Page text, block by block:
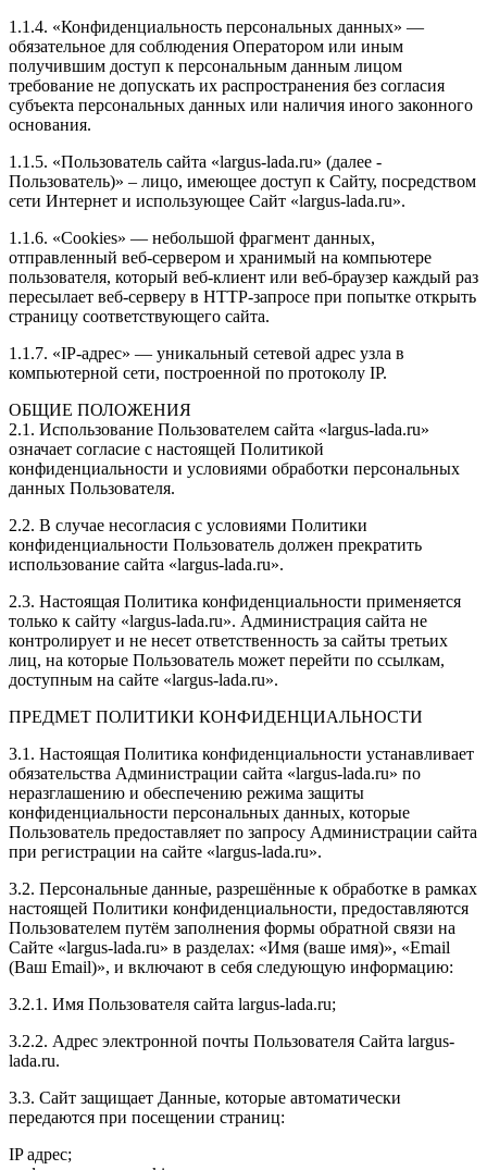
1.1.4. «Конфиденциальность персональных данных» —
обязательное для соблюдения Оператором или иным
получившим доступ к персональным данным лицом
требование не допускать их распространения без согласия
субъекта персональных данных или наличия иного законного
основания.
1.1.5. «Пользователь сайта «largus-lada.ru» (далее ‑
Пользователь)» – лицо, имеющее доступ к Сайту, посредством
сети Интернет и использующее Сайт «largus-lada.ru».
1.1.6. «Cookies» — небольшой фрагмент данных,
отправленный веб-сервером и хранимый на компьютере
пользователя, который веб-клиент или веб-браузер каждый раз
пересылает веб-серверу в HTTP-запросе при попытке открыть
страницу соответствующего сайта.
1.1.7. «IP-адрес» — уникальный сетевой адрес узла в
компьютерной сети, построенной по протоколу IP.
ОБЩИЕ ПОЛОЖЕНИЯ
2.1. Использование Пользователем сайта «largus-lada.ru»
означает согласие с настоящей Политикой
конфиденциальности и условиями обработки персональных
данных Пользователя.
2.2. В случае несогласия с условиями Политики
конфиденциальности Пользователь должен прекратить
использование сайта «largus-lada.ru».
2.3. Настоящая Политика конфиденциальности применяется
только к сайту «largus-lada.ru». Администрация сайта не
контролирует и не несет ответственность за сайты третьих
лиц, на которые Пользователь может перейти по ссылкам,
доступным на сайте «largus-lada.ru».
ПРЕДМЕТ ПОЛИТИКИ КОНФИДЕНЦИАЛЬНОСТИ
3.1. Настоящая Политика конфиденциальности устанавливает
обязательства Администрации сайта «largus-lada.ru» по
неразглашению и обеспечению режима защиты
конфиденциальности персональных данных, которые
Пользователь предоставляет по запросу Администрации сайта
при регистрации на сайте «largus-lada.ru».
3.2. Персональные данные, разрешённые к обработке в рамках
настоящей Политики конфиденциальности, предоставляются
Пользователем путём заполнения формы обратной связи на
Сайте «largus-lada.ru» в разделах: «Имя (ваше имя)», «Email
(Ваш Email)», и включают в себя следующую информацию:
3.2.1. Имя Пользователя сайта largus-lada.ru;
3.2.2. Адрес электронной почты Пользователя Сайта largus-
lada.ru.
3.3. Сайт защищает Данные, которые автоматически
передаются при посещении страниц:
IP адрес;